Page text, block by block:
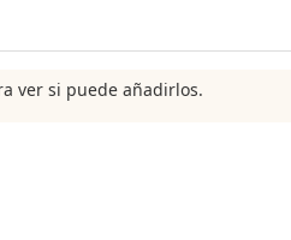
ver si puede añadirlos.